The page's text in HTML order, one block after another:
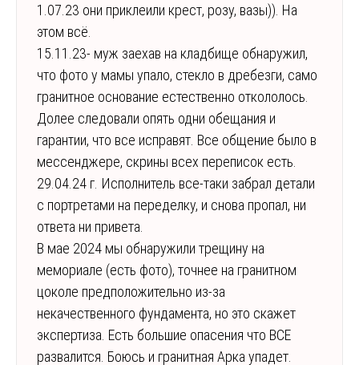
1.07.23 они приклеили крест, розу, вазы)). На
этом всё.
15.11.23- муж заехав на кладбище обнаружил,
что фото у мамы упало, стекло в дребезги, само
гранитное основание естественно откололось.
Долее следовали опять одни обещания и
гарантии, что все исправят. Все общение было в
мессенджере, скрины всех переписок есть.
29.04.24 г. Исполнитель все-таки забрал детали
с портретами на переделку, и снова пропал, ни
ответа ни привета.
В мае 2024 мы обнаружили трещину на
мемориале (есть фото), точнее на гранитном
цоколе предположительно из-за
некачественного фундамента, но это скажет
экспертиза. Есть большие опасения что ВСЕ
развалится. Боюсь и гранитная Арка упадет.